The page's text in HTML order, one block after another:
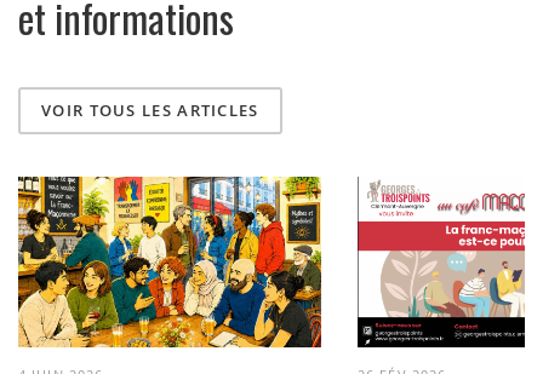
et informations
VOIR TOUS LES ARTICLES